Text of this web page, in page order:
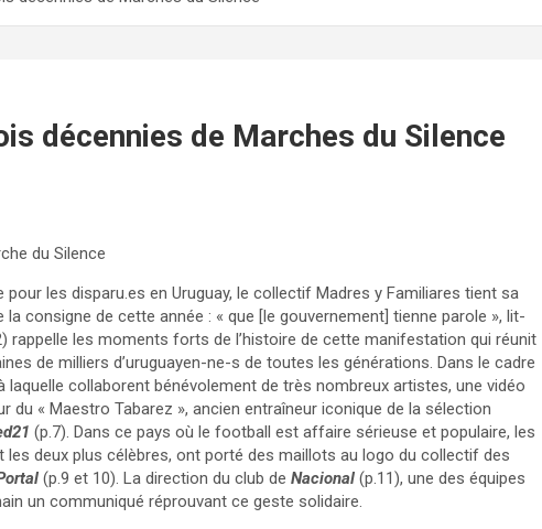
décennies de Marches du Silence
du Silence
pour les disparu.es en Uruguay, le collectif Madres y Familiares tient sa
consigne de cette année : « que [le gouvernement] tienne parole », lit-
rappelle les moments forts de l’histoire de cette manifestation qui réunit
de milliers d’uruguayen-ne-s de toutes les générations. Dans le cadre
laquelle collaborent bénévolement de très nombreux artistes, une vidéo
« Maestro Tabarez », ancien entraîneur iconique de la sélection
(p.7). Dans ce pays où le football est affaire sérieuse et populaire, les
deux plus célèbres, ont porté des maillots au logo du collectif des
(p.9 et 10). La direction du club de Nacional (p.11), une des équipes
un communiqué réprouvant ce geste solidaire.